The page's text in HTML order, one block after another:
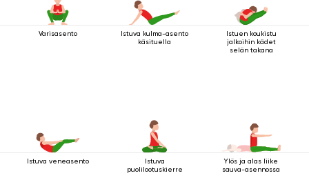
Varisasento
Istuva kulma-asento
käsituella
Istuen koukistu
jalkoihin kädet
selän takana
Istuva veneasento
Istuva
puolilootuskierre
Ylös ja alas liike
sauva-asennossa